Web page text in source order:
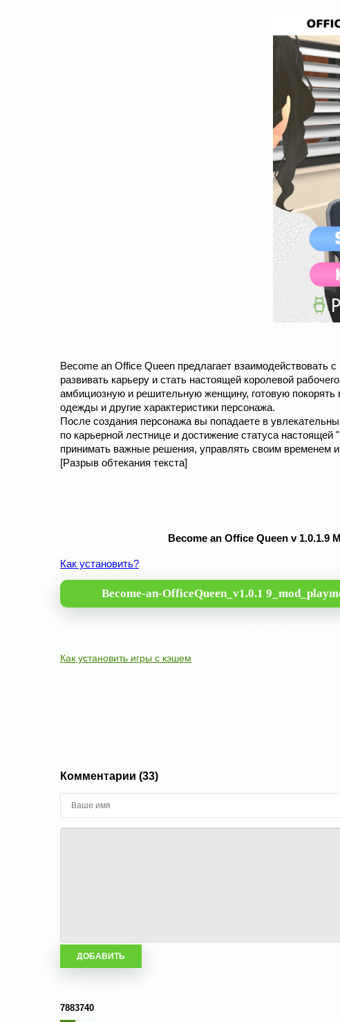
Become an Office Queen предлагает
развивать карьеру и стать настоящей королевой
амбициозную и решительную женщину, готовую
одежды и другие характеристики персонажа.
После создания персонажа вы попадаете в
по карьерной лестнице и достижение статуса
принимать важные решения, управлять своим временем
[Разрыв обтекания текста]
Become an Office Queen v
Как установить?
Become-an-OfficeQueen_v1.0.1
Как установить игры с кэшем
Комментарии (33)
7883740